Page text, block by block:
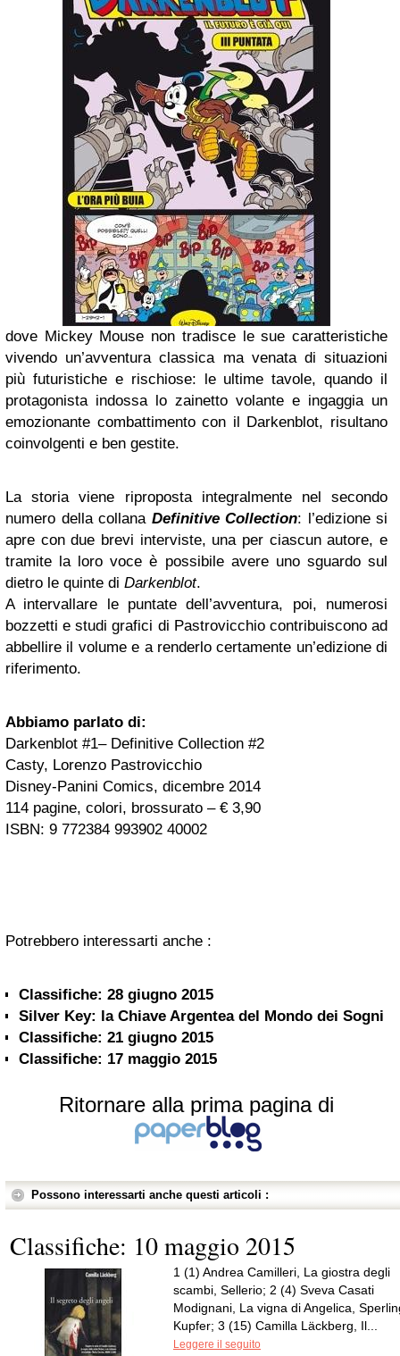
dove Mickey Mouse non tradisce le sue caratteristiche
vivendo un’avventura classica ma venata di situazioni
più futuristiche e rischiose: le ultime tavole, quando il
protagonista indossa lo zainetto volante e ingaggia un
emozionante combattimento con il Darkenblot, risultano
coinvolgenti e ben gestite.
La storia viene riproposta integralmente nel secondo
numero della collana Definitive Collection: l’edizione si
apre con due brevi interviste, una per ciascun autore, e
tramite la loro voce è possibile avere uno sguardo sul
dietro le quinte di Darkenblot.
A intervallare le puntate dell’avventura, poi, numerosi
bozzetti e studi grafici di Pastrovicchio contribuiscono ad
abbellire il volume e a renderlo certamente un’edizione di
riferimento.
Abbiamo parlato di:
Darkenblot #1– Definitive Collection #2
Casty, Lorenzo Pastrovicchio
Disney-Panini Comics, dicembre 2014
114 pagine, colori, brossurato – € 3,90
ISBN: 9 772384 993902 40002
Potrebbero interessarti anche :
Classifiche: 28 giugno 2015
Silver Key: la Chiave Argentea del Mondo dei Sogni
Classifiche: 21 giugno 2015
Classifiche: 17 maggio 2015
Ritornare alla prima pagina di
Possono interessarti anche questi articoli :
Classifiche: 10 maggio 2015
1 (1) Andrea Camilleri, La giostra degli
scambi, Sellerio; 2 (4) Sveva Casati
Modignani, La vigna di Angelica,
Kupfer; 3 (15) Camilla Läckberg, Il...
Leggere il seguito